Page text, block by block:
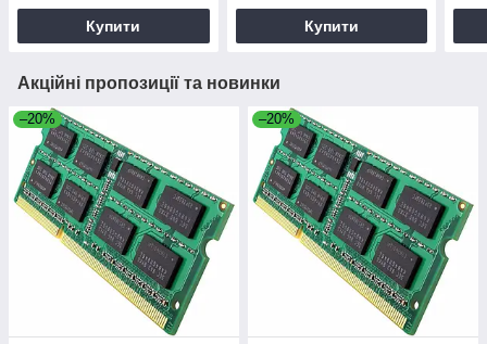
Купити Купити
Акційні пропозиції та новинки
–20% –20%